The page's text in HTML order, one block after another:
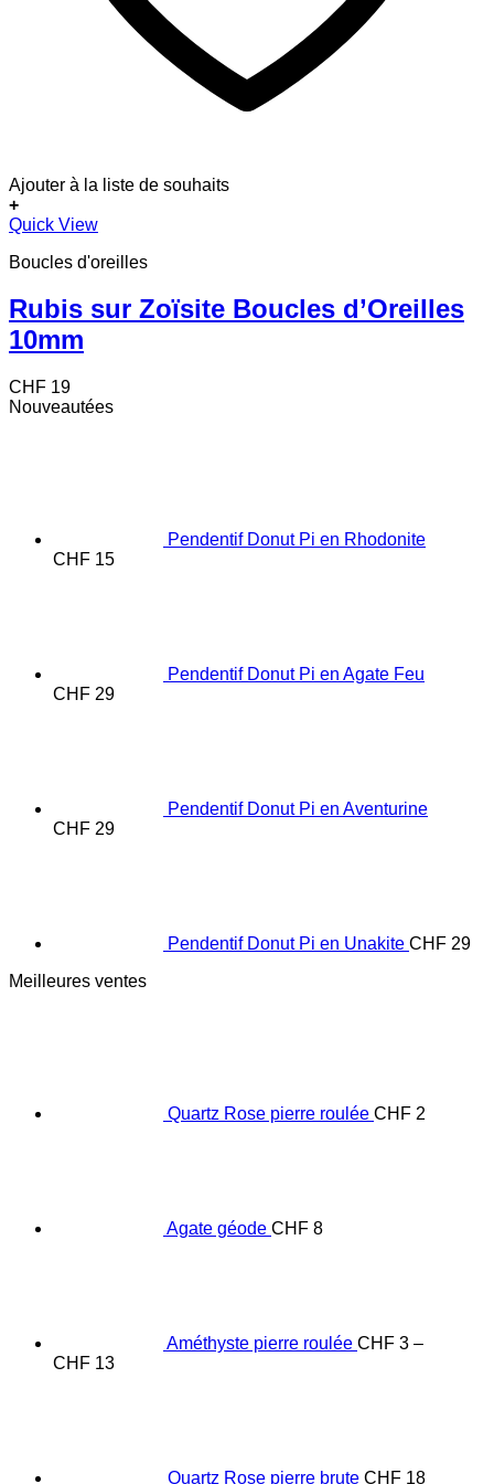
Ajouter à la liste de souhaits
+
Quick View
Boucles d'oreilles
Rubis sur Zoïsite Boucles d’Oreilles
10mm
CHF 19
Nouveautées
Pendentif Donut Pi en Rhodonite
CHF 15
Pendentif Donut Pi en Agate Feu
CHF 29
Pendentif Donut Pi en Aventurine
CHF 29
Pendentif Donut Pi en Unakite CHF 29
Meilleures ventes
Quartz Rose pierre roulée CHF 2
Agate géode CHF 8
Améthyste pierre roulée CHF 3 –
CHF 13Price
Quartz Rose pierre brute CHF 18